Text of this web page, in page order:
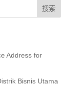
搜索
Address for
Bisnis Utama